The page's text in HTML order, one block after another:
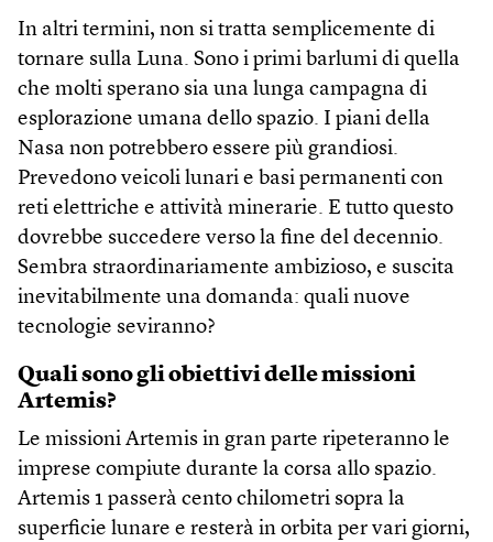
In altri termini, non si tratta semplicemente di
tornare sulla Luna. Sono i primi barlumi di quella
che molti sperano sia una lunga campagna di
esplorazione umana dello spazio. I piani della
Nasa non potrebbero essere più grandiosi.
Prevedono veicoli lunari e basi permanenti con
reti elettriche e attività minerarie. E tutto questo
dovrebbe succedere verso la fine del decennio.
Sembra straordinariamente ambizioso, e suscita
inevitabilmente una domanda: quali nuove
tecnologie seviranno?
Quali sono gli obiettivi delle missioni
Artemis?
Le missioni Artemis in gran parte ripeteranno le
imprese compiute durante la corsa allo spazio.
Artemis 1 passerà cento chilometri sopra la
superficie lunare e resterà in orbita per vari giorni,